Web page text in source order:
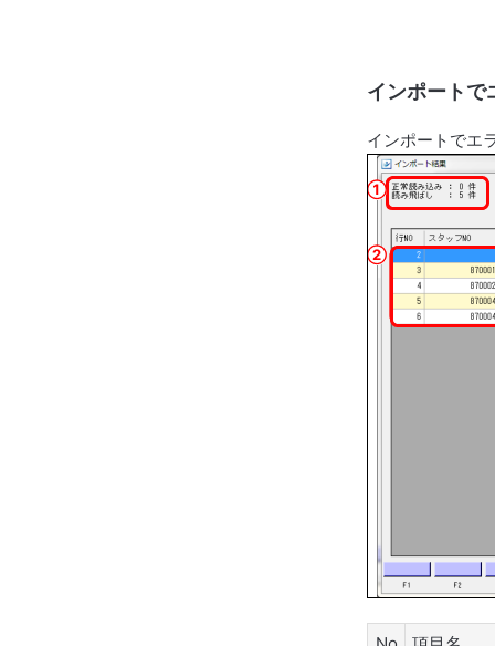
インポートで
インポートでエ